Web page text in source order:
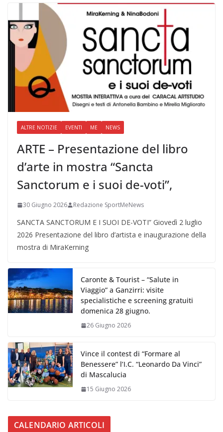
ALTRE NOTIZIE EVENTI ME NEWS
ARTE – Presentazione del libro
d’arte in mostra “Sancta
Sanctorum e i suoi de-voti”,
30 Giugno 2026 Redazione SportMeNews
SANCTA SANCTORUM E I SUOI DE-VOTI” Giovedì 2 luglio
2026 Presentazione del libro d’artista e inaugurazione della
mostra di MiraKerning
Caronte & Tourist – “Salute in
Viaggio” a Ganzirri: visite
specialistiche e screening gratuiti
domenica 28 giugno.
26 Giugno 2026
Vince il contest di “Formare al
Benessere” l’I.C. “Leonardo Da Vinci”
di Mascalucia
15 Giugno 2026
CALENDARIO ARTICOLI